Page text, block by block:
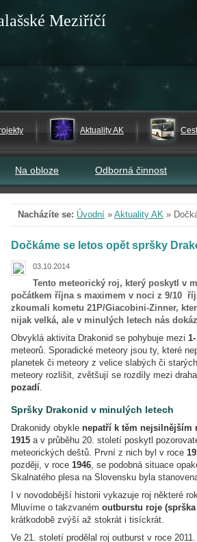
Meziříčí
Aktuality AK
Na obloze Odborná činnost
Nacházíte se: Úvodní » Aktuality AK »
Dočkáme se letos opět spršky
03.10.2014
Tento meteorický roj, který poskytl v
počátkem října s maximem v noci z 9/10
zkoumali kometu 21P/Giacobini-Zinner,
nijak velká, ale v minulých letech nás
Obvyklá aktivita Drakonid se pohybuje mezi
meteorů. Sporadické meteory jsou ty, které
planetek či meteory z velice slabých či
meteory rozlišit, zvětšují se rozdíly mezi
pozadí.
Spršky Drakonid v minulých letech
Drakonidy obykle nepatří k těm nejsilnějším
1915 a v průběhu 20. století poskytl
meteorických deštů. První z nich byl v roce
později, v roce 1946, se podobná situace
Skalnatého plesa na Slovensku byla
I v novodobější historii vykazuje roj některé
Mluvíme o takzvaném outburstu roje
krátkodobě zvýší až stokrát i tisíckrát.
Ve 21. století prodělal roj outburst v roce